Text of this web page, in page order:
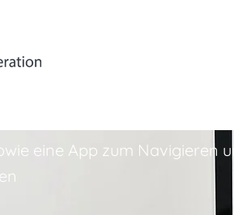
eine App zum Navigieren